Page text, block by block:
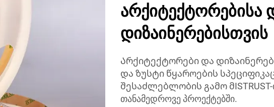
არქიტექტორებისა
დიზაინერებისთვის
Არქიტექტორები და
და ზუსტი წყაროების
შესაძლებლობის გამო მISTRUST-
თანამედროვე პროექტებში.